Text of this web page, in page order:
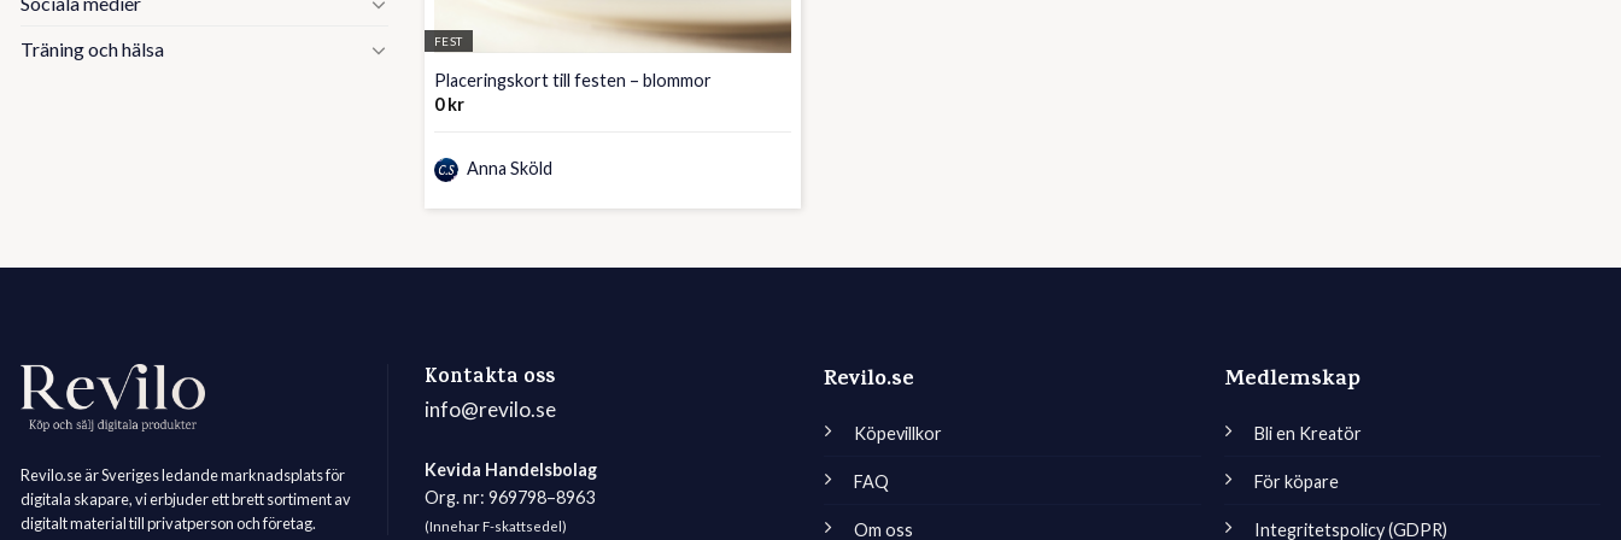
Träning och hälsa
FEST
Placeringskort till festen – blommor
0kr
Anna Sköld
Revilo.se är Sveriges ledande marknadsplats för
digitala skapare, vi erbjuder ett brett sortiment av
digitalt material till privatperson och företag.
Kontakta oss
info@revilo.se
Kevida Handelsbolag
Org. nr: 969798–8963
(Innehar F-skattsedel)
Revilo.se
Köpevillkor
FAQ
Om oss
Medlemskap
Bli en Kreatör
För köpare
Integritetspolicy (GDPR)